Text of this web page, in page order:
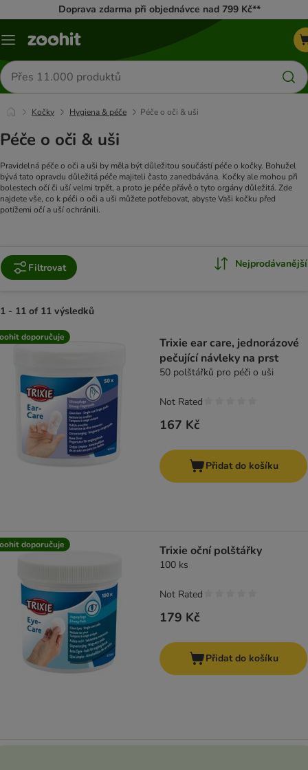
Doprava zdarma při objednávce nad 799 Kč**
Menu
Hledat
produkty
Kočky Hygiena & péče Péče o oči & uši
Péče o oči & uši
Pravidelná péče o oči a uši by měla být důležitou součástí péče o kočky. Bohužel
bývá tato opravdu důležitá péče majiteli často zanedbávána. Kočky ale mohou při
bolestech očí či uší velmi trpět, a proto je péče přávě o tyto orgány důležitá. Zde
najdete vše, co k péči o oči a uši můžete potřebovat, abyste Vaši kočku před
potížemi očí a uší ochránili.
Filtrovat Nejprodávanější
1 - 11 of 11 výsledků
product items have been changed
doporučuje
Trixie ear care, jednorázové
pečující návleky na prst
50 polštářků pro péči o uši
167 Kč
Not Rated
Přidat do košíku
doporučuje Trixie oční polštářky
100 ks
179 Kč
Not Rated
Přidat do košíku